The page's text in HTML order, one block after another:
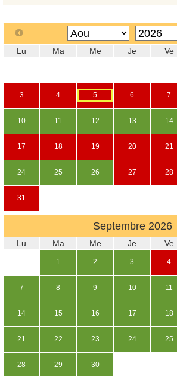
Lu Ma Me Je Ve
3 4 5 6 7
10 11 12 13 14
17 18 19 20 21
24 25 26 27 28
31
Septembre 2026
Lu Ma Me Je Ve
1 2 3 4
7 8 9 10 11
14 15 16 17 18
21 22 23 24 25
28 29 30